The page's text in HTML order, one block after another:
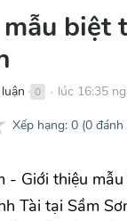
biệt
0 ● lúc 16:35
Xếp hạng: 0 (0đánh
- Giới thiệu
Tài tại Sầm